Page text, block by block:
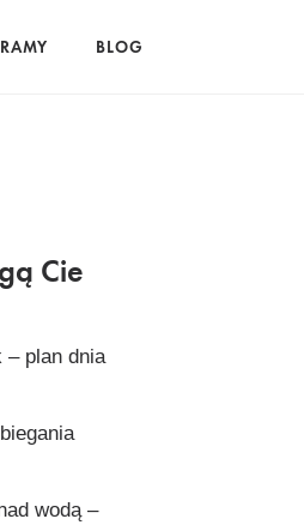
BLOG
Cie
– plan dnia
wodą –